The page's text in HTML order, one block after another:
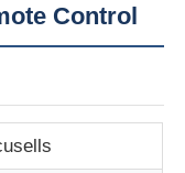
Control